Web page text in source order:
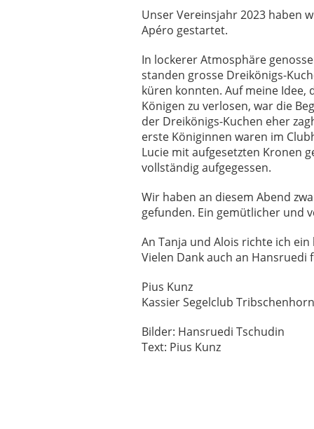
Unser Vereinsjahr 2023 haben
Apéro gestartet.
In lockerer Atmosphäre
standen grosse Dreikönigs-
küren konnten. Auf meine
Königen zu verlosen, war die
der Dreikönigs-Kuchen eher
erste Königinnen waren im
Lucie mit aufgesetzten Kronen
vollständig aufgegessen.
Wir haben an diesem Abend
gefunden. Ein gemütlicher und
An Tanja und Alois richte ich
Vielen Dank auch an Hansruedi
Pius Kunz
Kassier Segelclub
Bilder: Hansruedi Tschudin
Text: Pius Kunz